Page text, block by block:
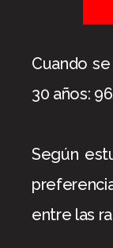
Cuando
30 años:
Según
entre las